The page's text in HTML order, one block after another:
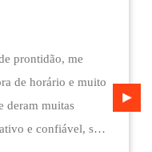
prontidão, me
de horário e muito
deram muitas
e confiável, são